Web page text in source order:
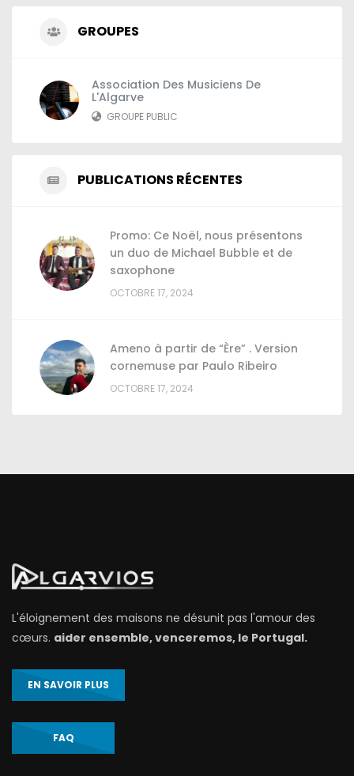
GROUPES
Association Des Musiciens De
L'Algarve
GROUPE PUBLIC
PUBLICATIONS RÉCENTES
Promo: Ce Noël, nous présentons
un duo de Michael Bubble et de
saxophone
OCTOBRE 17, 2024
Ameno à partir de “Ère” . Version
cornemuse par Paulo Ribeiro
OCTOBRE 17, 2024
L'éloignement des maisons ne désunit pas l'amour des
cœurs. aider ensemble, venceremos, le Portugal.
EN SAVOIR PLUS
FAQ